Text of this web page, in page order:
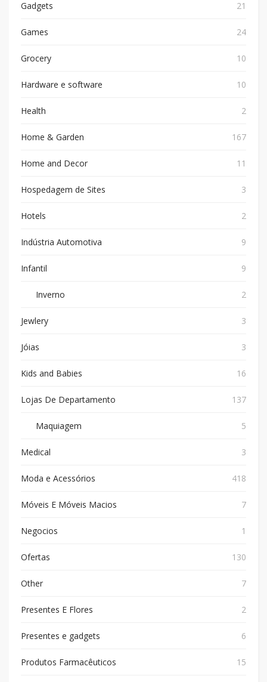
Gadgets 21
Games 24
Grocery 10
Hardware e software 10
Health 2
Home & Garden 167
Home and Decor 11
Hospedagem de Sites 3
Hotels 2
Indústria Automotiva 9
Infantil 9
Inverno 2
Jewlery 3
Jóias 3
Kids and Babies 16
Lojas De Departamento 137
Maquiagem 5
Medical 3
Moda e Acessórios 418
Móveis E Móveis Macios 7
Negocios 1
Ofertas 130
Other 7
Presentes E Flores 2
Presentes e gadgets 6
Produtos Farmacêuticos 15